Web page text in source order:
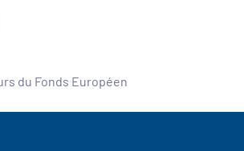
du Fonds Européen